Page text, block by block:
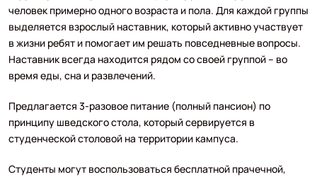
человек примерно одного возраста и пола. Для каждой группы
выделяется взрослый наставник, который активно участвует
в жизни ребят и помогает им решать повседневные вопросы.
Наставник всегда находится рядом со своей группой – во
время еды, сна и развлечений.
Предлагается 3-разовое питание (полный пансион) по
принципу шведского стола, который сервируется в
студенческой столовой на территории кампуса.
Студенты могут воспользоваться бесплатной прачечной,